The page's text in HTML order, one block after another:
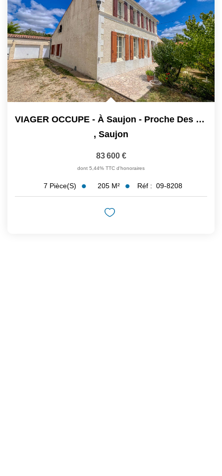
VIAGER OCCUPE - À Saujon - Proche Des Thermes Et Du...
, Saujon
83 600 €
dont 5,44% TTC d'honoraires
7 Pièce(s) 205 M² Réf : 09-8208